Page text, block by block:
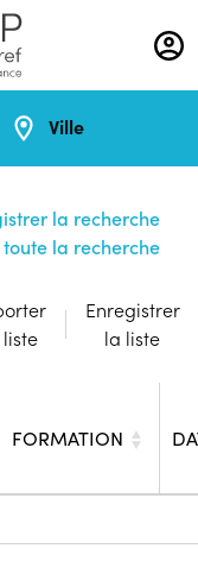
Ville
la recherche
la recherche
Enregistrer
la liste
FORMATION